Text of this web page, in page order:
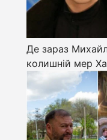
Де зараз
колишній мер